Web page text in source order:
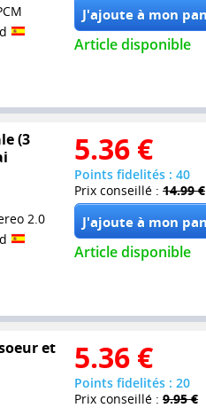
Article disponible
(3
2.0
5.36 €
Points fidelités : 40
Prix conseillé : 14.99 €
Article disponible
et
5.36 €
Points fidelités : 20
Prix conseillé : 9.95 €